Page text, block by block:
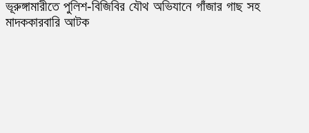
ভূরুঙ্গামারীতে পুলিশ-বিজিবির যৌথ অভিযানে গাঁজার গাছ সহ
মাদককারবারি আটক